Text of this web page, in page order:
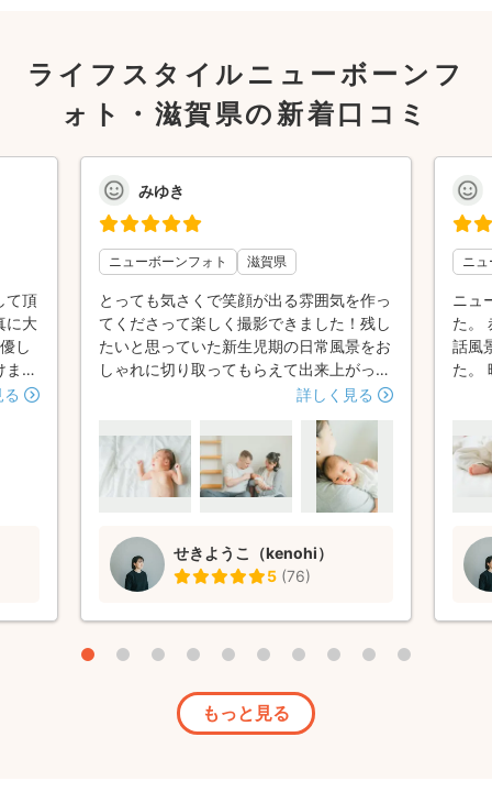
ライフスタイルニューボーンフ
ォト・滋賀県の新着口コミ
て頂
に大
し
まし
懐
みゆき
ニューボーンフォト 滋賀県
とっても気さくで笑顔が出る雰囲気を作っ
てくださって楽しく撮影できました！残し
たいと思っていた新生児期の日常風景をお
しゃれに切り取ってもらえて出来上がった
写真に大満足です♪沐浴や授乳風景など、
ができてとても嬉しいです。自然体の家族
写真を希望する方にはとっても合うカメラ
マンの方だと思います⭐︎また節目にはお願
詳しく見る
せきようこ（kenohi）
5 (76)
ニ
ニュ
た。
話風
た。
ゃ
てい
上
気
たい
もっと見る